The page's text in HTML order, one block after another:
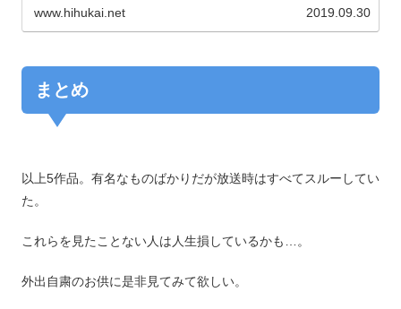
www.hihukai.net 2019.09.30
まとめ
以上5作品。有名なものばかりだが放送時はすべてスルーしてい
た。
これらを見たことない人は人生損しているかも…。
外出自粛のお供に是非見てみて欲しい。